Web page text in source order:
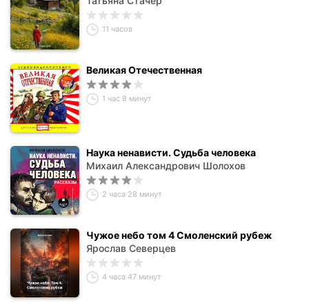
11 часов
Великая Отечественная
1 час 8 минут
Наука ненависти. Судьба человека
Михаил Александрович Шолохов
2 часа 28 минут
Чужое небо том 4 Смоленский рубеж
Ярослав Северцев
4 часа 47 минут